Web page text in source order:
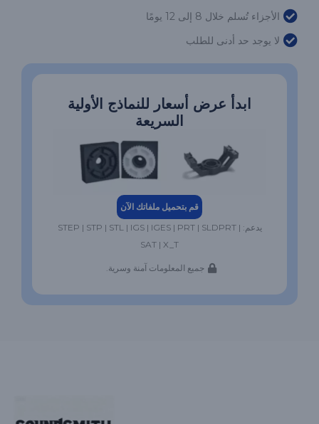
الأجزاء تُسلم خلال 8 إلى 12 يومًا
لا يوجد حد أدنى للطلب
ابدأ عرض أسعار للنماذج الأولية
السريعة
قم بتحميل ملفاتك الآن
يدعم: STEP | STP | STL | IGS | IGES | PRT | SLDPRT |
SAT | X_T
جميع المعلومات آمنة وسرية.